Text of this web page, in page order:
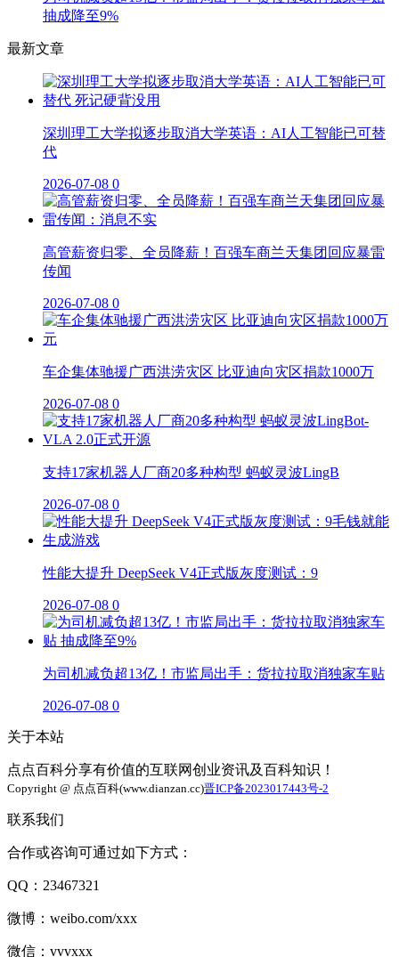
抽成降至9%
最新文章
深圳理工大学拟逐步取消大学英语：AI人工智能已可替
代
2026-07-08 0
高管薪资归零、全员降薪！百强车商兰天集团回应暴雷
传闻
2026-07-08 0
车企集体驰援广西洪涝灾区 比亚迪向灾区捐款1000万
2026-07-08 0
支持17家机器人厂商20多种构型 蚂蚁灵波LingB
2026-07-08 0
性能大提升 DeepSeek V4正式版灰度测试：9
2026-07-08 0
为司机减负超13亿！市监局出手：货拉拉取消独家车贴
2026-07-08 0
关于本站
点点百科分享有价值的互联网创业资讯及百科知识！
Copyright @ 点点百科(www.dianzan.cc)晋ICP备2023017443号-2
联系我们
合作或咨询可通过如下方式：
QQ：23467321
微博：weibo.com/xxx
微信：vvvxxx